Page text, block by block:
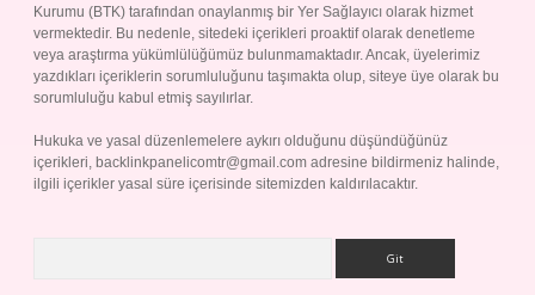
Kurumu (BTK) tarafından onaylanmış bir Yer Sağlayıcı olarak hizmet
vermektedir. Bu nedenle, sitedeki içerikleri proaktif olarak denetleme
veya araştırma yükümlülüğümüz bulunmamaktadır. Ancak, üyelerimiz
yazdıkları içeriklerin sorumluluğunu taşımakta olup, siteye üye olarak bu
sorumluluğu kabul etmiş sayılırlar.
Hukuka ve yasal düzenlemelere aykırı olduğunu düşündüğünüz
içerikleri, backlinkpanelicomtr@gmail.com adresine bildirmeniz halinde,
ilgili içerikler yasal süre içerisinde sitemizden kaldırılacaktır.